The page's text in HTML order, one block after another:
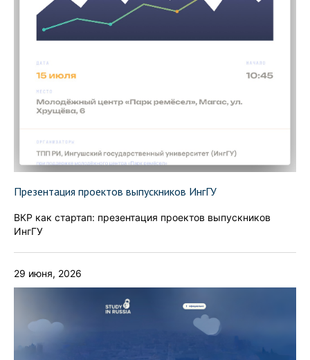
Презентация проектов выпускников ИнгГУ
ВКР как стартап: презентация проектов выпускников
ИнгГУ
29 июня, 2026